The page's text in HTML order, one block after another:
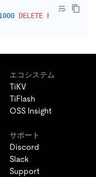
DELETE FROM
エコシステム
TiKV
TiFlash
OSS Insight
サポート
Discord
Slack
Support